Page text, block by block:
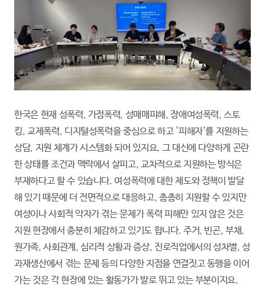
한국은 현재 성폭력, 가정폭력, 성매매피해, 장애여성폭력, 스토
킹, 교제폭력, 디지털성폭력을 중심으로 하고 '피해자'를 지원하는
상담, 지원 체계가 시스템화 되어 있지요. 그 대신에 다양하게 곤란
한 상태를 조건과 맥락에서 살피고, 교차적으로 지원하는 방식은
부재하다고 할 수 있습니다. 여성폭력에 대한 제도와 정책이 발달
해 있기 때문에 더 전면적으로 대응하고, 촘촘히 지원할 수 있지만
여성이나 사회적 약자가 겪는 문제가 폭력 피해만 있지 않은 것은
지원 현장에서 충분히 체감하고 있기도 합니다. 주거, 빈곤, 부채,
원가족, 사회관계, 심리적 상황과 증상, 진로직업에서의 성차별, 성
과재생산에서 겪는 문제 등의 다양한 지점을 연결짓고 동행을 이어
가는 것은 각 현장에 있는 활동가가 발로 뛰고 있는 부분이지요.